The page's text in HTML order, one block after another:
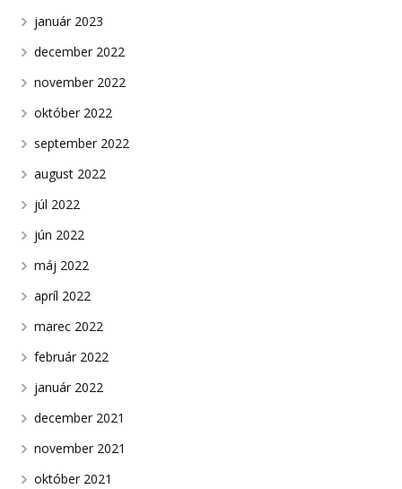
január 2023
december 2022
november 2022
október 2022
september 2022
august 2022
júl 2022
jún 2022
máj 2022
apríl 2022
marec 2022
február 2022
január 2022
december 2021
november 2021
október 2021